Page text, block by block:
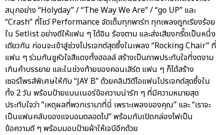
สนุกอย่าง “Holyday” / “The Way We Are” / “go UP” และ
“Crash” ที่โชว์ Performance จัดเต็มทุกพาร์ท ทุกเพลงถูกเรียงร้อย
ใน Setlist อย่างดีให้แฟน ๆ ได้อิน ร้องตาม และส่งเสียงกรี๊ดเป็นหนึ่ง
เดียวกัน ก่อนจะเข้าสู่ช่วงโปรเจกต์สุดซึ้งในเพลง “Rocking Chair” ที่
แฟน ๆ ร่วมกันชูหัวใจสีแดงทั้งฮอลล์ สร้างเป็นภาพประทับใจที่งดงาม
เกินคำบรรยาย และในช่วงท้ายของคอนเสิร์ต แฟน ๆ ก็ได้สร้าง
เซอร์ไพรส์พิเศษให้กับ “JAY B” ด้วยคลิปวิดีโอแฟนโปรเจกต์สุดซึ้งใน
ทั้ง 2 วัน พร้อมป้ายแบนเนอร์ข้อความน่ารัก ๆ ที่มีความหมายสุด
ประทับใจว่า “เหตุผลที่พวกเรามาที่นี่ เพราะเพลงของคุณ” และ “เราจะ
เป็นแฟนคลับของแจบอมตลอดไป” พร้อมกับเปิดกล่องไฟเป็น
ข้อความดี ๆ พร้อมมอบป้ายผ้าให้เจบีอีกด้วย